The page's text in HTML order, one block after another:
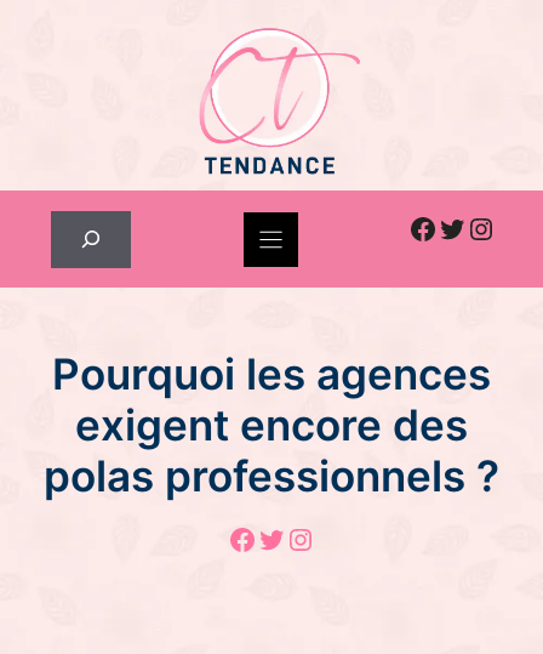
Facebook
Twitter
Pourquoi les agences
exigent encore des
polas professionnels ?
Facebook
Twitter
Instagram